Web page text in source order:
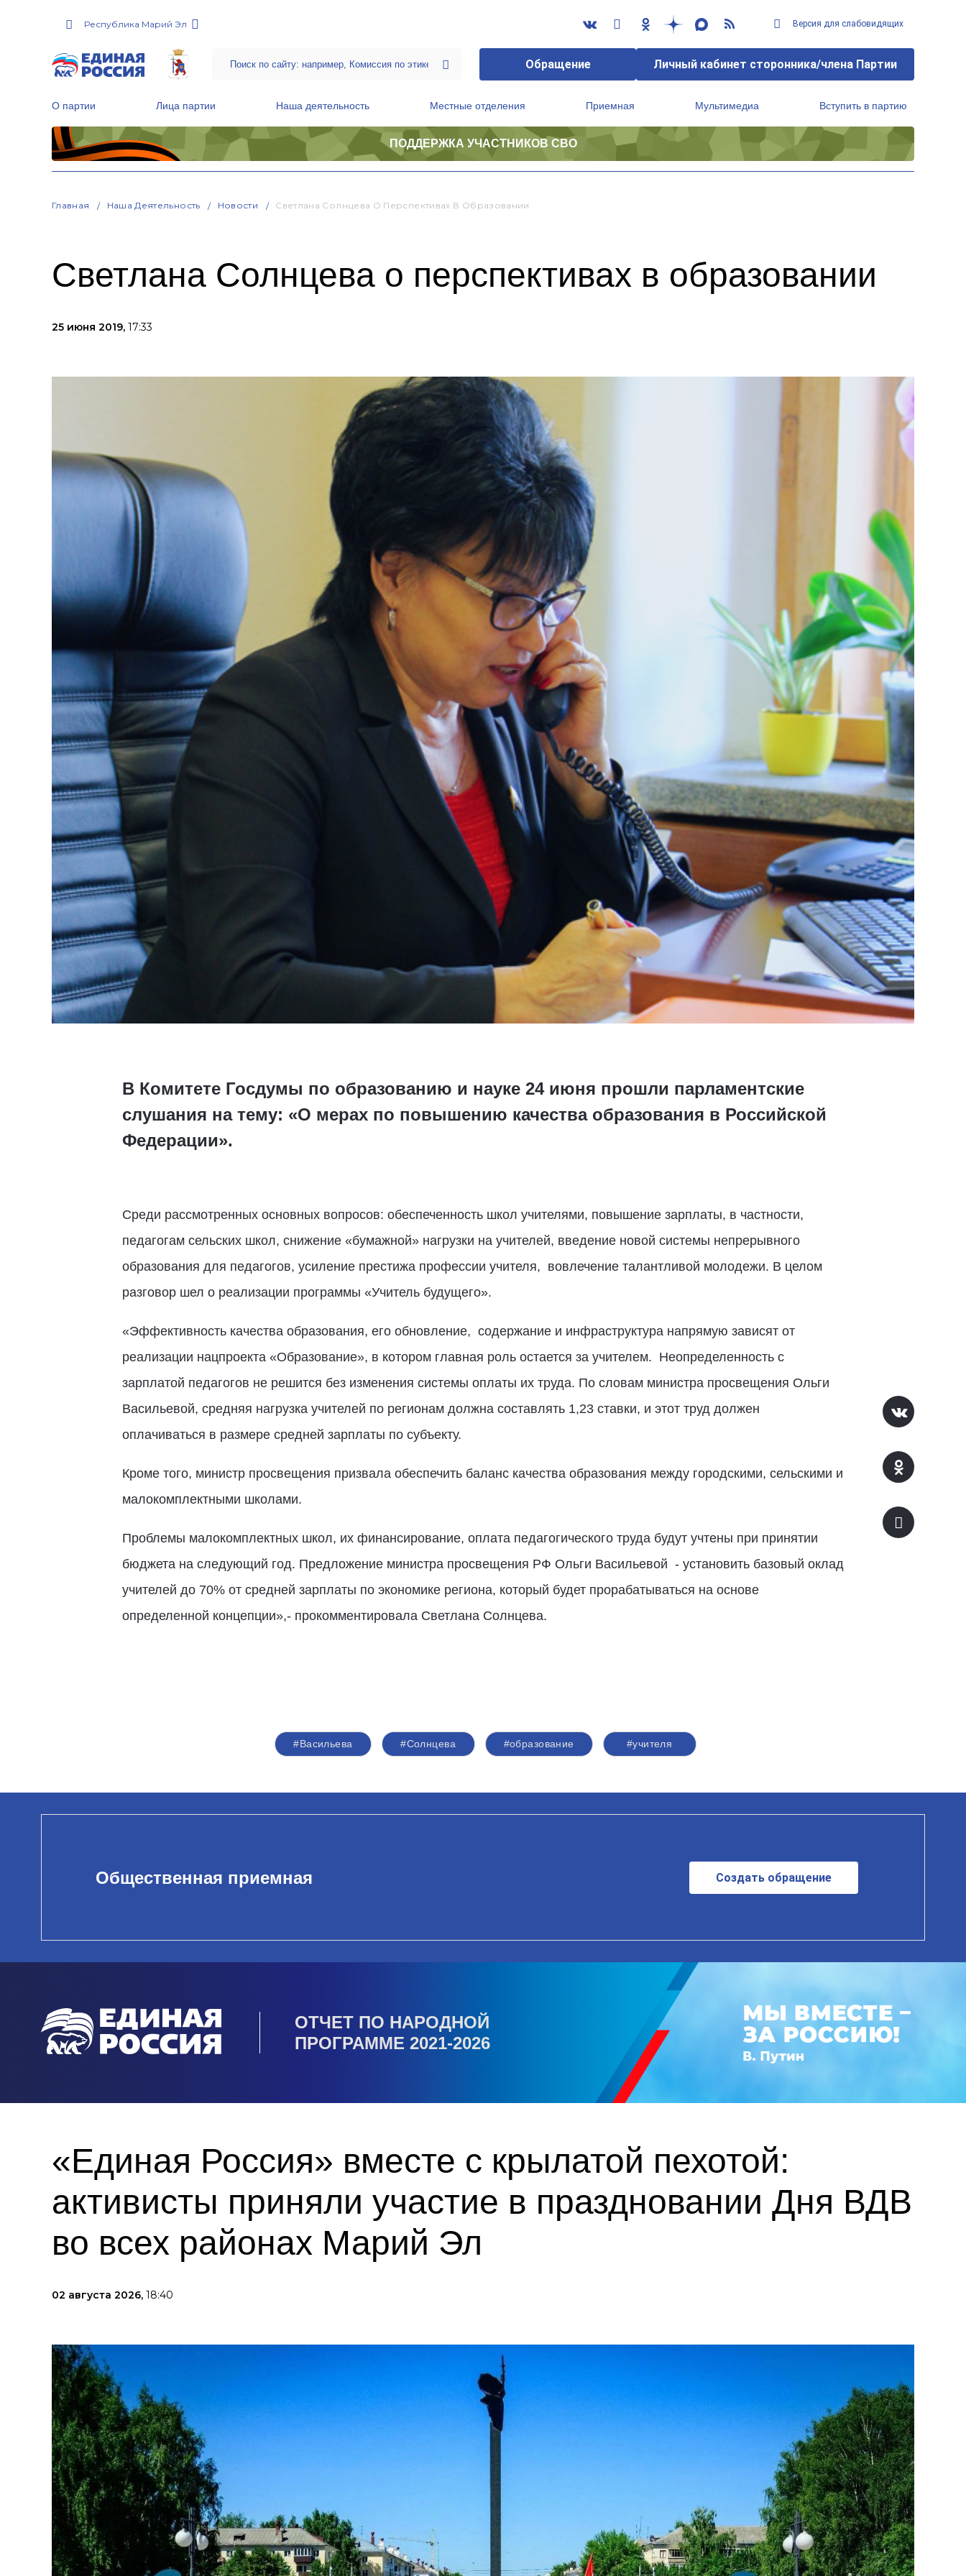
Республика Марий Эл Версия для слабовидящих
Обращение Личный кабинет сторонника/члена Партии
О партии Лица партии Наша деятельность Местные отделения Приемная Мультимедиа Вступить в партию
ПОДДЕРЖКА УЧАСТНИКОВ СВО
Главная Наша Деятельность Новости Светлана Солнцева О Перспективах В Образовании
Светлана Солнцева о перспективах в образовании
25 июня 2019, 17:33
В Комитете Госдумы по образованию и науке 24 июня прошли парламентские
слушания на тему: «О мерах по повышению качества образования в Российской
Федерации».
Среди рассмотренных основных вопросов: обеспеченность школ учителями, повышение зарплаты, в частности,
педагогам сельских школ, снижение «бумажной» нагрузки на учителей, введение новой системы непрерывного
образования для педагогов, усиление престижа профессии учителя, вовлечение талантливой молодежи. В целом
разговор шел о реализации программы «Учитель будущего».
«Эффективность качества образования, его обновление, содержание и инфраструктура напрямую зависят от
реализации нацпроекта «Образование», в котором главная роль остается за учителем. Неопределенность с
зарплатой педагогов не решится без изменения системы оплаты их труда. По словам министра просвещения Ольги
Васильевой, средняя нагрузка учителей по регионам должна составлять 1,23 ставки, и этот труд должен
оплачиваться в размере средней зарплаты по субъекту.
Кроме того, министр просвещения призвала обеспечить баланс качества образования между городскими, сельскими и
малокомплектными школами.
Проблемы малокомплектных школ, их финансирование, оплата педагогического труда будут учтены при принятии
бюджета на следующий год. Предложение министра просвещения РФ Ольги Васильевой - установить базовый оклад
учителей до 70% от средней зарплаты по экономике региона, который будет прорабатываться на основе
определенной концепции»,- прокомментировала Светлана Солнцева.
#Васильева #Солнцева #образование #учителя
Общественная приемная Создать обращение
ОТЧЕТ ПО НАРОДНОЙ
ПРОГРАММЕ 2021-2026
«Единая Россия» вместе с крылатой пехотой:
активисты приняли участие в праздновании Дня ВДВ
во всех районах Марий Эл
02 августа 2026, 18:40